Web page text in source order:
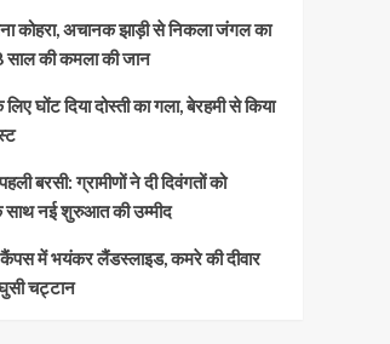
कोहरा, अचानक झाड़ी से निकला जंगल का
साल की कमला की जान
घोंट दिया दोस्ती का गला, बेरहमी से किया
बरसी: ग्रामीणों ने दी दिवंगतों को
साथ नई शुरुआत की उम्मीद
में भयंकर लैंडस्लाइड, कमरे की दीवार
चट्टान